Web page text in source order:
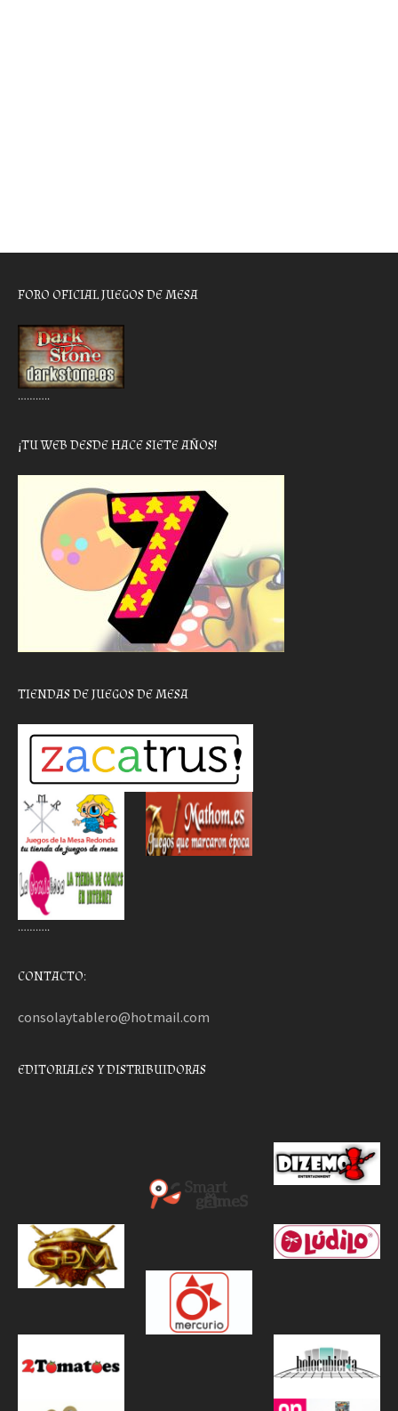
FORO OFICIAL JUEGOS DE MESA
………..
¡TU WEB DESDE HACE SIETE AÑOS!
TIENDAS DE JUEGOS DE MESA
………..
CONTACTO:
consolaytablero@hotmail.com
EDITORIALES Y DISTRIBUIDORAS